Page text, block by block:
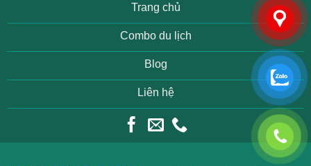
Trang chủ
Combo du lịch
Blog
Liên hệ